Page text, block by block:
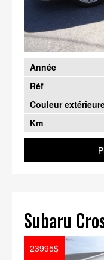
Année
Réf
Couleur
Km
Subaru
23995$